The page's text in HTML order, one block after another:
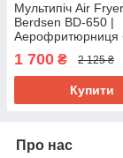
Мультипіч Air
Berdsen BD-650 |
Аерофритюрниця
1300 Вт |
дому
1 700 ₴ 2 125 ₴
Купити
Про нас